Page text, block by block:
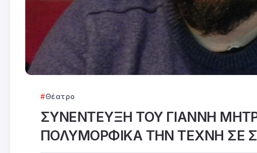
Θέατρο
ΣΥΝΕΝΤΕΥΞΗ ΤΟΥ ΓΙΑΝΝΗ
ΠΟΛΥΜΟΡΦΙΚΑ ΤΗΝ ΤΕΧΝΗ ΣΕ